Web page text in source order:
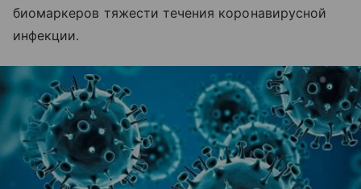
биомаркеров тяжести течения коронавирусной
инфекции.